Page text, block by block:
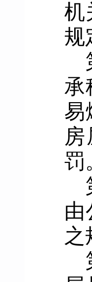
机
规
承
易
罚
由
之